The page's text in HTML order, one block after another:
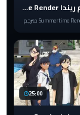
انمي سمر تايم ريندا Summertime Render الحلقة 10 مترجم
25:00